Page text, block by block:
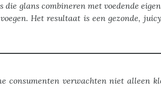
glans combineren met voedende
Het resultaat is een gezonde,
consumenten verwachten niet alleen